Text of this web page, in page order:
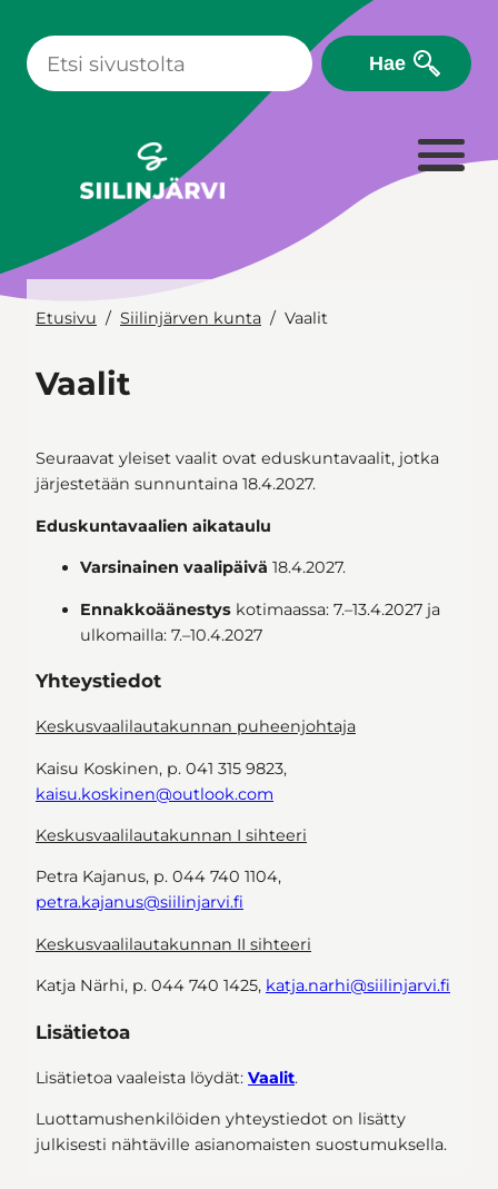
sisältöön
Hae
Etusivu Siilinjärven kunta Vaalit
Vaalit
Seuraavat yleiset vaalit ovat eduskuntavaalit, jotka
järjestetään sunnuntaina 18.4.2027.
Eduskuntavaalien aikataulu
Varsinainen vaalipäivä 18.4.2027.
Ennakkoäänestys kotimaassa: 7.–13.4.2027 ja
ulkomailla: 7.–10.4.2027
Yhteystiedot
Keskusvaalilautakunnan puheenjohtaja
Kaisu Koskinen, p. 041 315 9823,
kaisu.koskinen@outlook.com
Keskusvaalilautakunnan I sihteeri
Petra Kajanus, p. 044 740 1104,
petra.kajanus@siilinjarvi.fi
Keskusvaalilautakunnan II sihteeri
Katja Närhi, p. 044 740 1425, katja.narhi@siilinjarvi.fi
Lisätietoa
Lisätietoa vaaleista löydät: Vaalit.
Luottamushenkilöiden yhteystiedot on lisätty
julkisesti nähtäville asianomaisten suostumuksella.